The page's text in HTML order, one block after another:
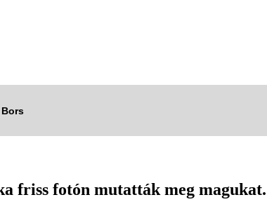
friss fotón mutatták meg magukat.